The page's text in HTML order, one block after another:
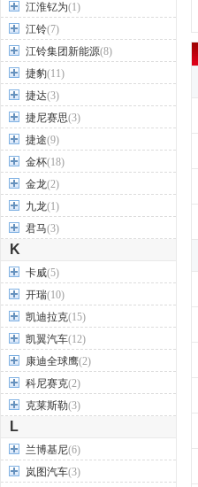
江淮钇为(1)
江铃(7)
江铃集团新能源(8)
捷豹(11)
捷达(3)
捷尼赛思(3)
捷途(9)
金杯(18)
金龙(2)
九龙(1)
君马(3)
K
卡威(5)
开瑞(10)
凯迪拉克(15)
凯翼汽车(12)
康迪全球鹰(2)
科尼赛克(2)
克莱斯勒(3)
L
兰博基尼(6)
岚图汽车(3)